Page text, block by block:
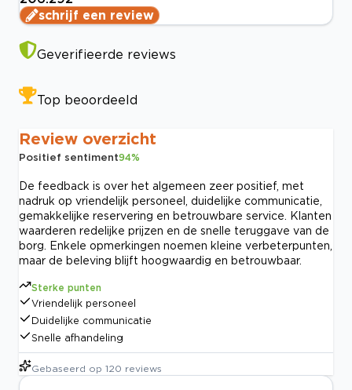
schrijf een review
Geverifieerde reviews
Top beoordeeld
Review overzicht
Positief sentiment94%
De feedback is over het algemeen zeer positief, met
nadruk op vriendelijk personeel, duidelijke communicatie,
gemakkelijke reservering en betrouwbare service. Klanten
waarderen redelijke prijzen en de snelle teruggave van de
borg. Enkele opmerkingen noemen kleine verbeterpunten,
maar de beleving blijft hoogwaardig en betrouwbaar.
Sterke punten
Vriendelijk personeel
Duidelijke communicatie
Snelle afhandeling
Gebaseerd op 120 reviews